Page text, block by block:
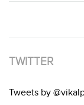
TWITTER
Tweets by